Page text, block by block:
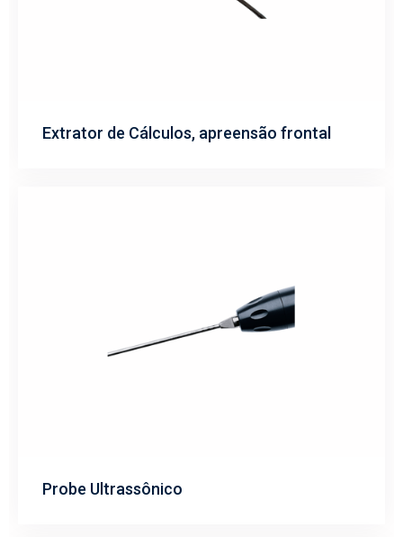
Extrator de Cálculos, apreensão frontal
Probe Ultrassônico